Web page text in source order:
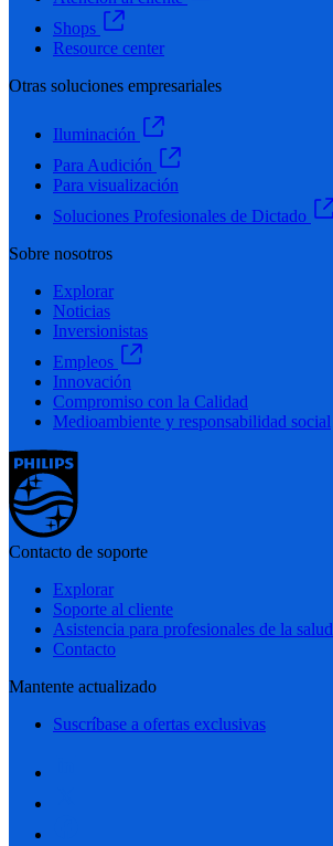
Shops
Resource center
Otras soluciones empresariales
Iluminación
Para Audición
Para visualización
Soluciones Profesionales de Dictado
Sobre nosotros
Explorar
Noticias
Inversionistas
Empleos
Innovación
Compromiso con la Calidad
Medioambiente y responsabilidad social
Contacto de soporte
Explorar
Soporte al cliente
Asistencia para profesionales de la salud
Contacto
Mantente actualizado
Suscríbase a ofertas exclusivas